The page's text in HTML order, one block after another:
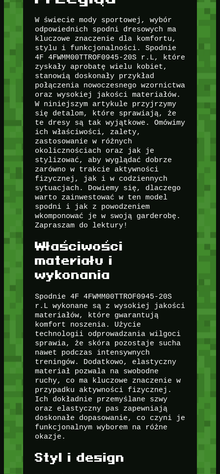
W świecie mody sportowej, wybór
odpowiednich spodni dresowych ma
kluczowe znaczenie dla komfortu,
stylu i funkcjonalności. Spodnie
4F 4FWMM00TTROF0945-20S r.L, które
zyskały aprobatę wielu kobiet,
stanowią doskonały przykład
połączenia nowoczesnego wzornictwa
oraz wysokiej jakości materiałów.
W niniejszym artykule przyjrzymy
się detalom, które sprawiają, że
te dresy są tak wyjątkowe. Omówimy
ich właściwości, zalety,
zastosowanie w różnych
okolicznościach oraz jak je
stylizować, aby wyglądać dobrze
zarówno w trakcie aktywności
fizycznej, jak i w codziennych
sytuacjach. Dowiemy się, dlaczego
warto zainwestować w ten model
spodni i jak z powodzeniem
wkomponować je w swoją garderobę.
Zapraszam do lektury!
Właściwości
materiału i
wykonania
Spodnie 4F 4FWMM00TTROF0945-20S
r.L wykonane są z wysokiej jakości
materiałów, które gwarantują
komfort noszenia. Użycie
technologii odprowadzania wilgoci
sprawia, że skóra pozostaje sucha
nawet podczas intensywnych
treningów. Dodatkowo, elastyczny
materiał pozwala na swobodne
ruchy, co ma kluczowe znaczenie w
przypadku aktywności fizycznej.
Ich dokładnie przemyślane szwy
oraz elastyczny pas zapewniają
doskonałe dopasowanie, co czyni je
funkcjonalnym wyborem na różne
okazje.
Styl i design